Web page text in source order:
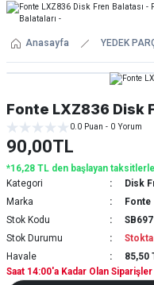
Anasayfa YEDEK
Fonte LXZ836 Disk
0.0 Puan - 0 Yorum
90,00TL
*16,28 TL den başlayan
Kategori
Disk
Marka
Fonte
Stok Kodu
Stok Durumu
Havale
85,50
Saat 14:00'a Kadar Olan